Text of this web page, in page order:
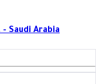
عمر بن عبدالعزيز - 12821 - منطقة الرياض - Saudi Arabia